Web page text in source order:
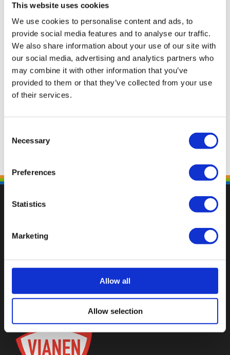
This website uses cookies
We use cookies to personalise content and ads, to
provide social media features and to analyse our traffic.
We also share information about your use of our site with
our social media, advertising and analytics partners who
may combine it with other information that you’ve
provided to them or that they’ve collected from your use
of their services.
Selection
Necessary
Preferences
Statistics
Marketing
Allow all
Allow selection
in deze browser voor de volgende keer dat ik
reageer.
Fallen Sie mit einzigartigen